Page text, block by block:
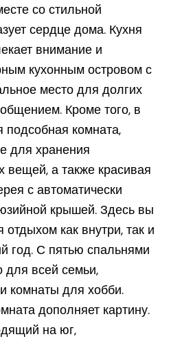
со стильной
сердце дома. Кухня
внимание и
кухонным островом с
место для долгих
Кроме того, в
подсобная комната,
для хранения
вещей, а также красивая
с автоматически
крышей. Здесь вы
как внутри, так и
год. С пятью спальнями
для всей семьи,
комнаты для хобби.
дополняет картину.
на юг,